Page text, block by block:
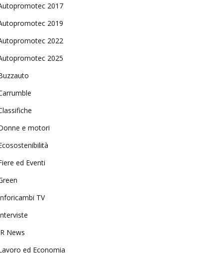
2017
2019
2022
2025
e motori
ed Eventi
TV
News
ed Economia